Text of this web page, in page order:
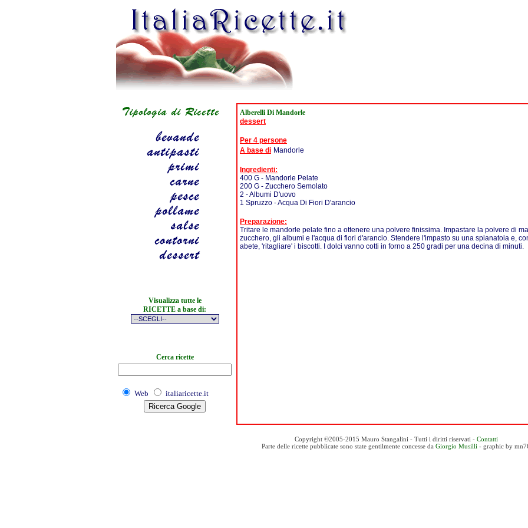
Visualizza tutte le
RICETTE a base di:
Cerca ricette
Web italiaricette.it
Alberelli Di Mandorle
dessert
Per 4 persone
A base di Mandorle
Ingredienti:
400 G - Mandorle Pelate
200 G - Zucchero Semolato
2 - Albumi D'uovo
1 Spruzzo - Acqua Di Fiori D'arancio
Preparazione:
Tritare le mandorle pelate fino a ottenere una polvere finissima. Impastare la polvere di
zucchero, gli albumi e l'acqua di fiori d'arancio. Stendere l'impasto su una spianatoia e,
abete, 'ritagliare' i biscotti. I dolci vanno cotti in forno a 250 gradi per una decina di minuti.
Copyright ©2005-2015 Mauro Stangalini - Tutti i diritti riservati - Contatti
Parte delle ricette pubblicate sono state gentilmente concesse da Giorgio Musilli - graphic by